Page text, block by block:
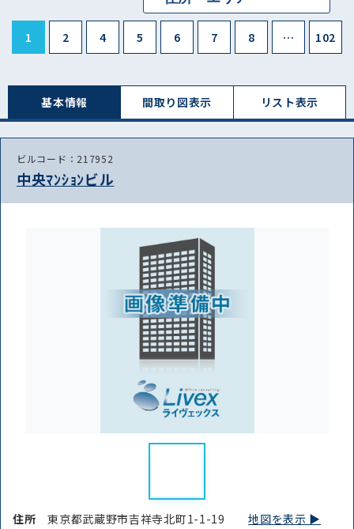
1 2 4 5 6 7 8 … 102
基本情報 間取り図表⽰ リスト表⽰
ビルコード：217952
中央ﾏﾝｼｮﾝビル
住所東京都武蔵野市吉祥寺北町1-1-19地図を表示 ▶︎